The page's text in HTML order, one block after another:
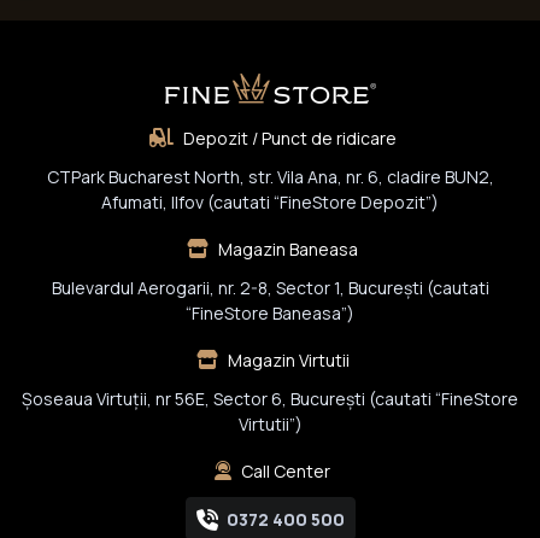
Depozit / Punct de ridicare
CTPark Bucharest North, str. Vila Ana, nr. 6, cladire BUN2,
Afumati, Ilfov (cautati “FineStore Depozit”)
Magazin Baneasa
Bulevardul Aerogarii, nr. 2-8, Sector 1, Bucureşti (cautati
“FineStore Baneasa”)
Magazin Virtutii
Șoseaua Virtuții, nr 56E, Sector 6, București (cautati “FineStore
Virtutii”)
Call Center
0372 400 500